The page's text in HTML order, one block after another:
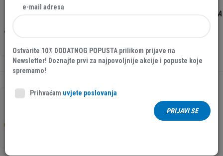
BOROVO KOŽNA ŽENSKA SANDALA, CRNA
30 % AKCIJA
B QUEEN, BOROVO, ŽENSKA NATIKAČA,
e-mail adresa
Ostvarite 10% DODATNOG POPUSTA prilikom prijave na
Newsletter! Doznajte prvi za najpovoljnije akcije i popuste koje
spremamo!
Prihvaćam uvjete poslovanja
PRIJAVI SE